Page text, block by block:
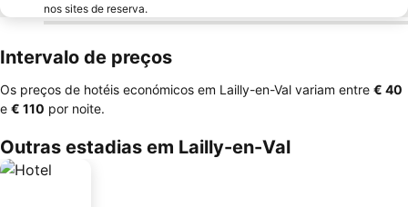
nos sites de reserva.
Intervalo de preços
Os preços de hotéis económicos em Lailly-en-Val variam entre ‎€ 40
e ‎€ 110 por noite.
Outras estadias em Lailly-en-Val